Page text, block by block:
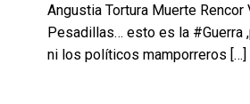
Angustia Tortura Muerte Rencor
Pesadillas… esto es la #Guerra
ni los políticos mamporreros […]